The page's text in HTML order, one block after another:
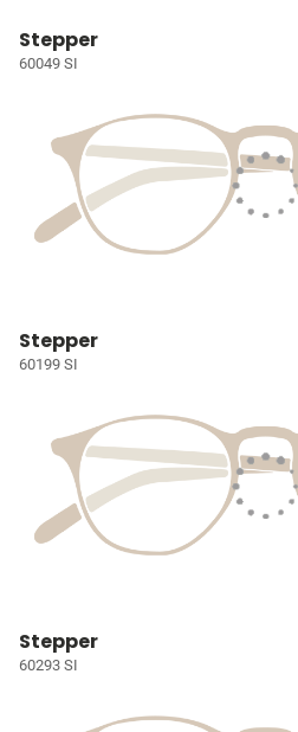
Stepper
60049 SI
Stepper
60199 SI
Stepper
60293 SI